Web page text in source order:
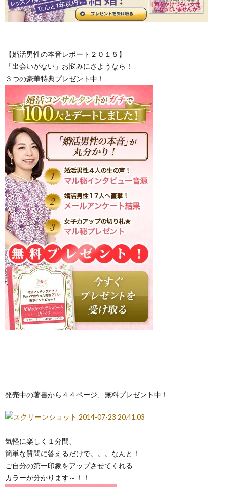
【婚活男性の本音レポート２０１５】
「出会いがない」お悩みにさようなら！
３つの豪華特典プレゼント中！
発売中の著書から４４ページ、無料プレゼント中！
気軽に楽しく１分間、
簡単な質問に答えるだけで。。。なんと！
ご自分の第一印象をアップさせてくれる
カラーが分かります～！！